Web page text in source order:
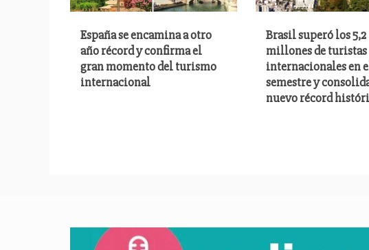
España se encamina a otro
año récord y confirma el
gran momento del turismo
internacional
Brasil superó los 5,2
millones de turistas
internacionales en
semestre y
nuevo récord